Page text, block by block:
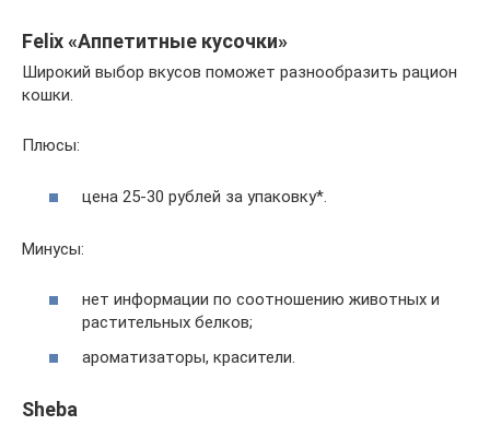
Felix «Аппетитные кусочки»
Широкий выбор вкусов поможет разнообразить рацион
кошки.
Плюсы:
цена 25-30 рублей за упаковку*.
Минусы:
нет информации по соотношению животных и
растительных белков;
ароматизаторы, красители.
Sheba